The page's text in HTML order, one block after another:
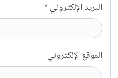
البريد الإلكتروني*
الموقع الإلكتروني